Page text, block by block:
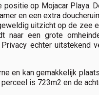
op Mojacar Playa.
en een extra
uitzicht op de zee
naar een grote
echter uitstekend
en kan gemakkelijk
is 723m2 en de